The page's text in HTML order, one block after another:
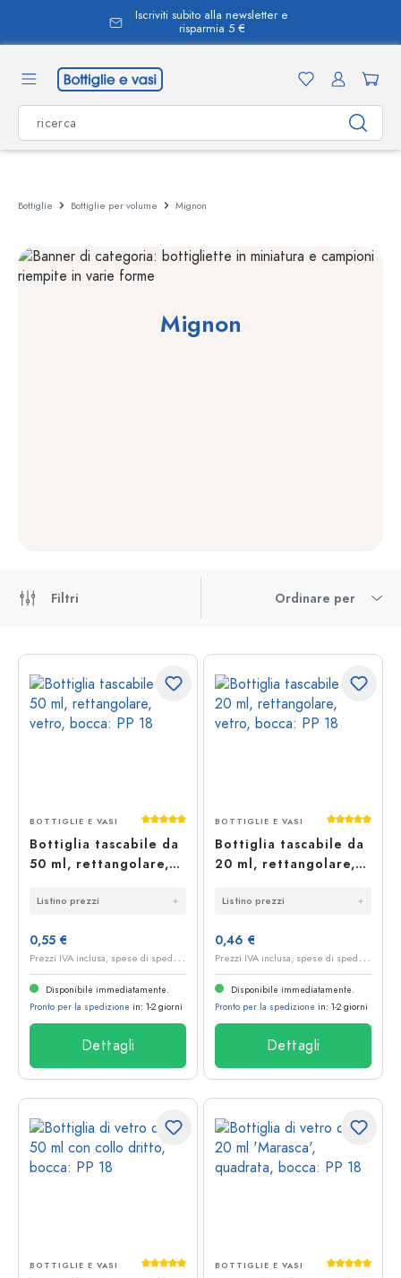
Iscriviti subito alla newsletter e
risparmia 5 €
Bottiglie Bottiglie per volume Mignon
Mignon
Filtri Ordinare per
Valutazione media di 5 su 5 stelle
BOTTIGLIE E VASI
Bottiglia tascabile da
50 ml, rettangolare,
Listino prezzi
0,55 €
P
rezzi IVA inclusa, spese di spedizione escluse
Disponibile immediatamente.
Pronto per la spedizione in: 1-2 giorni
Dettagli
BOTTIGLIE E VASI
Bottiglia tascabile da
20 ml, rettangolare,
Listino prezzi
0,46 €
P
rezzi IVA inclusa, spese di spedizione escluse
Disponibile immediatamente.
Pronto per la spedizione in: 1-2 giorni
Dettagli
Valutazione media di 5 su 5 stelle
BOTTIGLIE E VASI BOTTIGLIE E VASI